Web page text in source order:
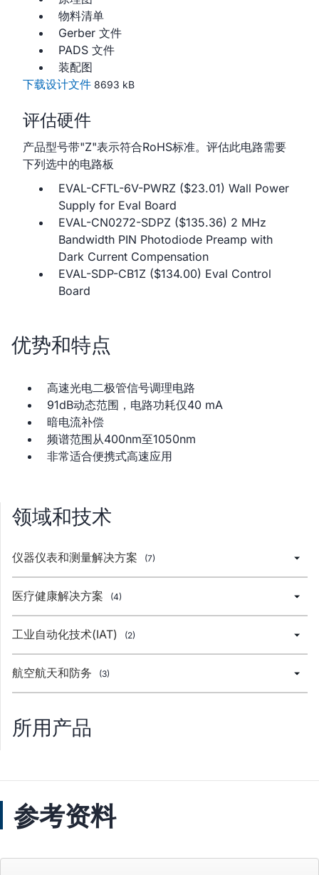
物料清单
Gerber 文件
PADS 文件
装配图
下载设计文件 8693 kB
评估硬件
产品型号带"Z"表示符合RoHS标准。评估此电路需要
下列选中的电路板
EVAL-CFTL-6V-PWRZ ($23.01) Wall Power
Supply for Eval Board
EVAL-CN0272-SDPZ ($135.36) 2 MHz
Bandwidth PIN Photodiode Preamp with
Dark Current Compensation
EVAL-SDP-CB1Z ($134.00) Eval Control
Board
优势和特点
高速光电二极管信号调理电路
91dB动态范围，电路功耗仅40 mA
暗电流补偿
频谱范围从400nm至1050nm
非常适合便携式高速应用
领域和技术
仪器仪表和测量解决方案 (7)
医疗健康解决方案 (4)
工业自动化技术(IAT) (2)
航空航天和防务 (3)
所用产品
参考资料